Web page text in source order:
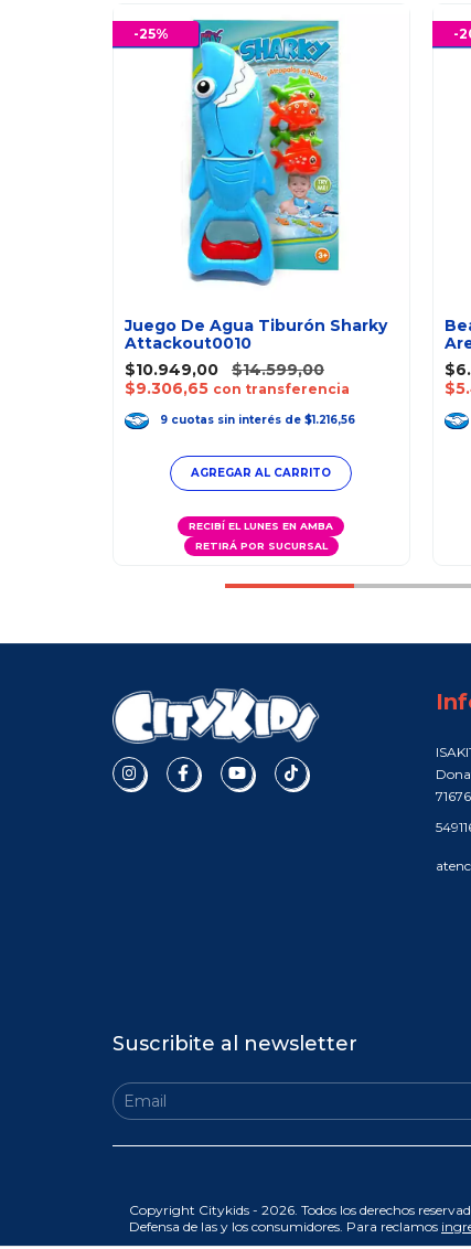
-25%
Juego De Agua Tiburón Sharky
Attackout0010
$10.949,00
$14.599,00
$9.306,65 con transferencia
9 cuotas sin interés de $1.216,56
RECIBÍ EL LUNES EN AMBA
RETIRÁ POR SUCURSAL
-
Suscribite al newsletter
Copyright Citykids - 2026. Todos los derechos
Defensa de las y los consumidores. Para reclamos